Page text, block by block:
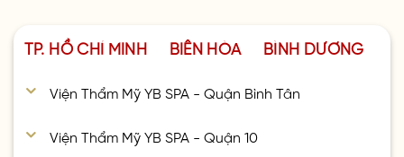
TP. HỒ CHÍ MINH BIÊN HÒA BÌNH DƯƠNG
Viện Thẩm Mỹ YB SPA - Quận Bình Tân
Viện Thẩm Mỹ YB SPA - Quận 10